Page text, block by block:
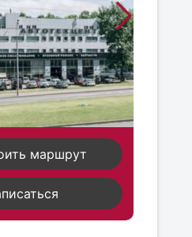
маршрут